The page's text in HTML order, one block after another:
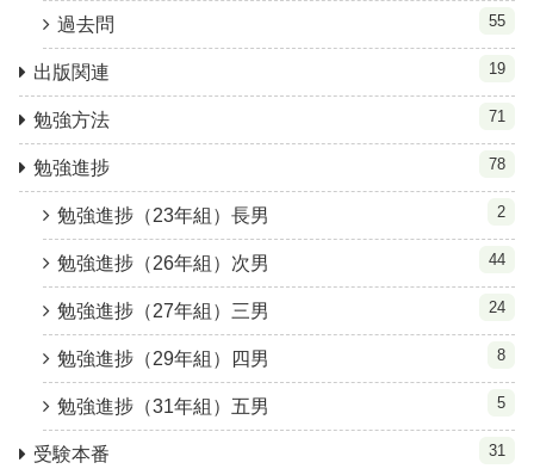
過去問 55
出版関連 19
勉強方法 71
勉強進捗 78
勉強進捗（23年組）長男 2
勉強進捗（26年組）次男 44
勉強進捗（27年組）三男 24
勉強進捗（29年組）四男 8
勉強進捗（31年組）五男 5
受験本番 31